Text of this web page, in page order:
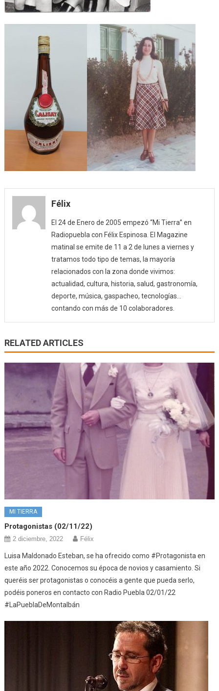
Félix
El 24 de Enero de 2005 empezó “Mi Tierra” en
Radiopuebla con Félix Espinosa. El Magazine
matinal se emite de 11 a 2 de lunes a viernes y
tratamos todo tipo de temas, la mayoría
relacionados con la zona donde vivimos:
actualidad, cultura, historia, salud, gastronomía,
deporte, música, gaspacheo, tecnologías…
contando con más de 10 colaboradores.
RELATED ARTICLES
MI TIERRA
Protagonistas (02/11/22)
2 diciembre, 2022 Félix
Luisa Maldonado Esteban, se ha ofrecido como #Protagonista en
este año 2022. Conocemos su época de novios y casamiento. Si
queréis ser protagonistas o conocéis a gente que pueda serlo,
podéis poneros en contacto con Radio Puebla 02/01/22
#LaPueblaDeMontalbán